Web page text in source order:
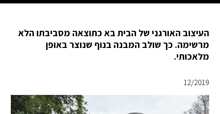
העיצוב האורגני של הבית בא כתוצאה מסביבתו הלא
מרשימה. כך שולב המבנה בנוף שנוצר באופן
מלאכותי.
12/2019